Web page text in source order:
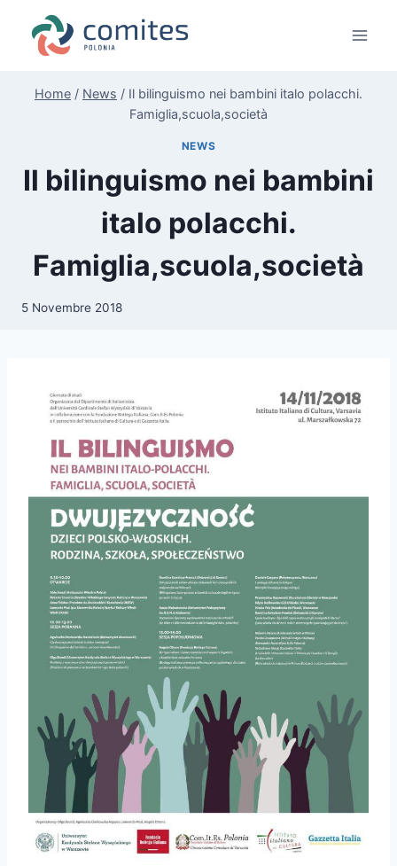
contenuto
Home / News / Il bilinguismo nei bambini italo polacchi.
Famiglia,scuola,società
NEWS
Il bilinguismo nei bambini
italo polacchi.
Famiglia,scuola,società
5 Novembre 2018